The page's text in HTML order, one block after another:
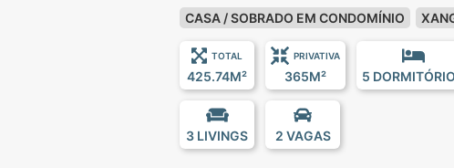
CASA / SOBRADO EM CONDOMÍNIO
TOTAL
425.74M²
PRIVATIVA
365M² 5
3 LIVINGS 2 VAGAS